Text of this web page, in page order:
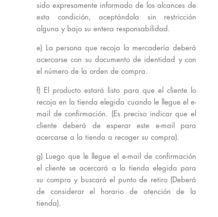
sido expresamente informado de los alcances de
esta condición, aceptándola sin restricción
alguna y bajo su entera responsabilidad.
e) La persona que recoja la mercadería deberá
acercarse con su documento de identidad y con
el número de la orden de compra.
f) El producto estará listo para que el cliente lo
recoja en la tienda elegida cuando le llegue el e-
mail de confirmación. (Es preciso indicar que el
cliente deberá de esperar este e-mail para
acercarse a la tienda a recoger su compra).
g) Luego que le llegue el e-mail de confirmación
el cliente se acercará a la tienda elegida para
su compra y buscará el punto de retiro (Deberá
de considerar el horario de atención de la
tienda).